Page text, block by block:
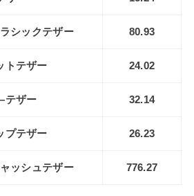
シックテザー 80.93
トテザー 24.02
テザー 32.14
プテザー 26.23
ッシュテザー 776.27